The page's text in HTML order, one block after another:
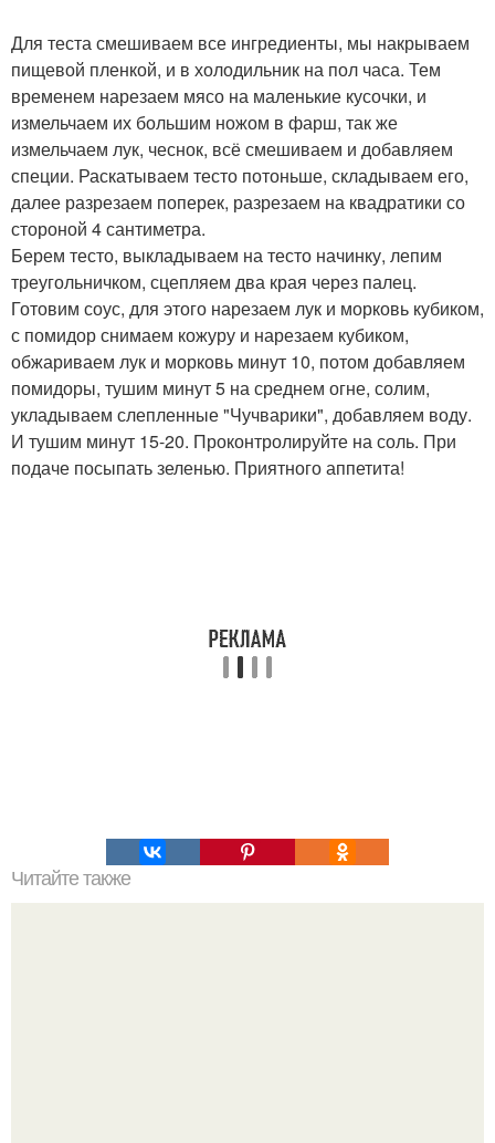
Для теста смешиваем все ингредиенты, мы накрываем
пищевой пленкой, и в холодильник на пол часа. Тем
временем нарезаем мясо на маленькие кусочки, и
измельчаем их большим ножом в фарш, так же
измельчаем лук, чеснок, всё смешиваем и добавляем
специи. Раскатываем тесто потоньше, складываем его,
далее разрезаем поперек, разрезаем на квадратики со
стороной 4 сантиметра.
Берем тесто, выкладываем на тесто начинку, лепим
треугольничком, сцепляем два края через палец.
Готовим соус, для этого нарезаем лук и морковь кубиком,
с помидор снимаем кожуру и нарезаем кубиком,
обжариваем лук и морковь минут 10, потом добавляем
помидоры, тушим минут 5 на среднем огне, солим,
укладываем слепленные "Чучварики", добавляем воду.
И тушим минут 15-20. Проконтролируйте на соль. При
подаче посыпать зеленью. Приятного аппетита!
Читайте также